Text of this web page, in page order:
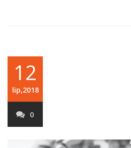
12
lip,2018
0